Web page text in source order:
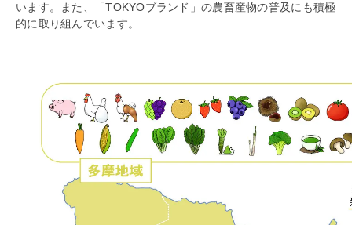
います。また、「TOKYOブランド」の農畜産物の普及にも積極
的に取り組んでいます。